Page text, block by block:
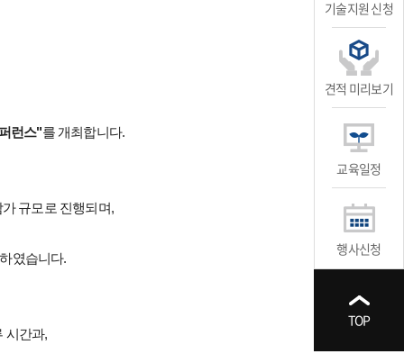
기술지원 신청
견적 미리보기
교육일정
행사신청
TOP
런스"를 개최합니다.
규모로 진행되며,
였습니다.
시간과,